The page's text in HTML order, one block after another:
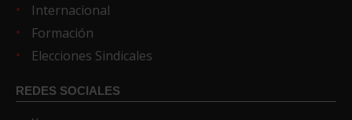
Internacional
Formación
Elecciones Sindicales
REDES SOCIALES